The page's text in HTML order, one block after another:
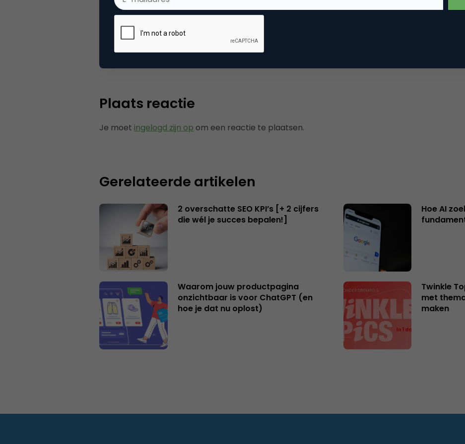
Tags zoekmachine marketing
Plaats reactie
Je moet ingelogd zijn op om een reactie te plaatsen.
Gerelateerde artikelen
2 overschatte SEO KPI’s [+ 2 cijfers
die wél je succes bepalen!]
Hoe AI
Waarom jouw productpagina
onzichtbaar is voor ChatGPT (en
hoe je dat nu oplost)
Twinkle
met
maken